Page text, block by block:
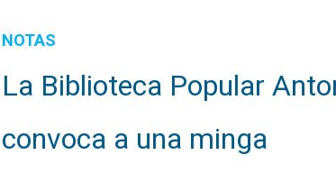
NOTAS
La Biblioteca Popular
convoca a una minga